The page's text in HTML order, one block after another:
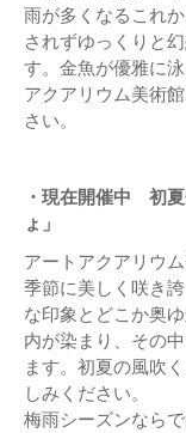
雨が多くなるこれ
されずゆっくりと
す。金魚が優雅に
アクアリウム美術
さい。
・現在開催中 初
ょ」
アートアクアリウ
季節に美しく咲き
な印象とどこか奥
内が染まり、その
ます。初夏の風吹
しみください。
梅雨シーズンなら